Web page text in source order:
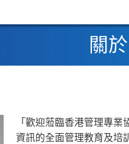
關
「歡迎蒞臨香港管理專
資訊的全面管理教育及培